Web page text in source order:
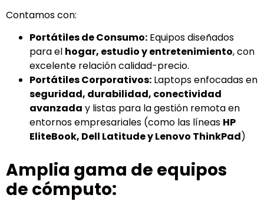
Contamos con:
Portátiles de Consumo: Equipos diseñados
para el hogar, estudio y entretenimiento, con
excelente relación calidad-precio.
Portátiles Corporativos: Laptops enfocadas en
seguridad, durabilidad, conectividad
avanzada y listas para la gestión remota en
entornos empresariales (como las líneas HP
EliteBook, Dell Latitude y Lenovo ThinkPad)
Amplia gama de equipos
de cómputo: